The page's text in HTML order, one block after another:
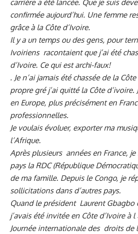
carrière a été lancée. Que je suis
confirmée aujourd’hui. Une femme
grâce à la Côte d’Ivoire.
Il y a un temps ou des gens, pour
Ivoiriens racontaient que j’ai été
d’Ivoire. Ce qui est archi-faux!
. Je n’ai jamais été chassée de la
propre gré j’ai quitté la Côte d’ivoire.
en Europe, plus précisément en
professionnelles.
Je voulais évoluer, exporter ma
l’Afrique.
Après plusieurs années en France,
pays la RDC (République
de ma famille. Depuis le Congo, je
sollicitations dans d’autres pays.
Quand le président Laurent
j’avais été invitée en Côte d’Ivoire à
Journée internationale des droits de